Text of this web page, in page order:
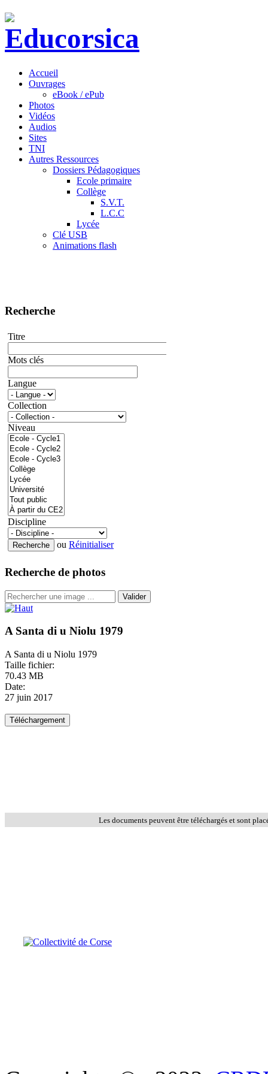
Accueil
Ouvrages
eBook / ePub
Photos
Vidéos
Audios
Sites
TNI
Autres Ressources
Dossiers Pédagogiques
Ecole primaire
Collège
S.V.T.
L.C.C
Lycée
Clé USB
Animations flash
Recherche
Titre
Mots clés
Langue
Collection
Niveau
Discipline
ou Réinitialiser
Recherche de photos
Valider
A Santa di u Niolu 1979
A Santa di u Niolu 1979
Taille fichier:
70.43 MB
Date:
27 juin 2017
Les documents peuvent être téléchargés et sont